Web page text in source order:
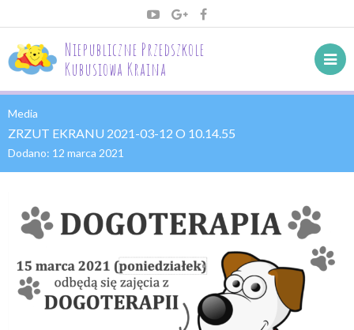
Niepubliczne Przedszkole
Kubusiowa Kraina
Media
ZRZUT EKRANU 2021-03-12 O 10.14.55
Dodano: 12 marca 2021